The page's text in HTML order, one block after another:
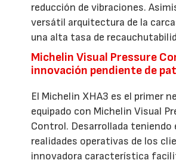
reducción de vibraciones.
versátil arquitectura de la
una alta tasa de
Michelin Visual Pressure
innovación pendiente de
El Michelin XHA3 es el primer
equipado con Michelin Visual
Control. Desarrollada teniendo
realidades operativas de los
innovadora característica